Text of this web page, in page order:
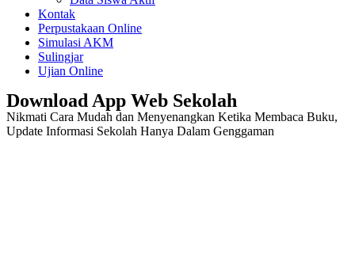
Kontak
Perpustakaan Online
Simulasi AKM
Sulingjar
Ujian Online
Download App Web Sekolah
Nikmati Cara Mudah dan Menyenangkan Ketika Membaca Buku,
Update Informasi Sekolah Hanya Dalam Genggaman